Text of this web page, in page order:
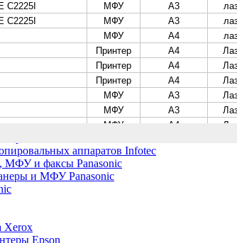
Oce VarioPrint DP Line
и принтеры Canon
Canon
Canon
и принтеры HP
HP
OKI
RICOH
аппаратов Infotec
МФУ и факсы Panasonic
и МФУ Panasonic
Xerox
Epson